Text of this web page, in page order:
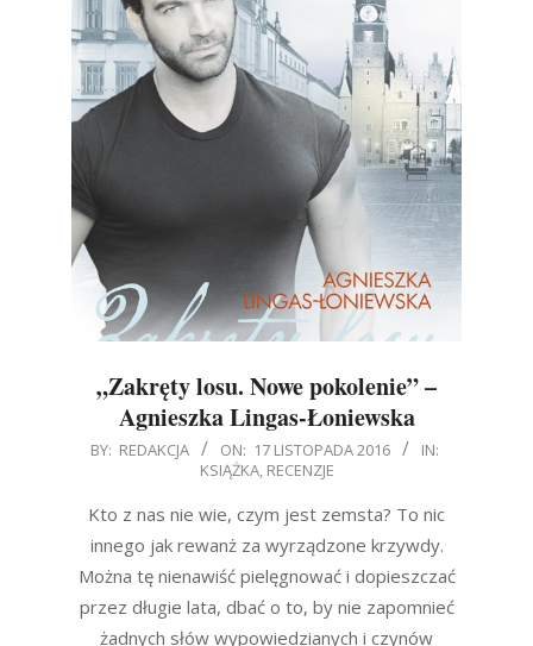
„Zakręty losu. Nowe pokolenie” –
Agnieszka Lingas-Łoniewska
2016-
17
BY: REDAKCJA ON: 17 LISTOPADA 2016
IN:
KSIĄŻKA, RECENZJE
Kto z nas nie wie, czym jest zemsta? To nic
innego jak rewanż za wyrządzone krzywdy.
Można tę nienawiść pielęgnować i dopieszczać
przez długie lata, dbać o to, by nie zapomnieć
żadnych słów wypowiedzianych i czynów